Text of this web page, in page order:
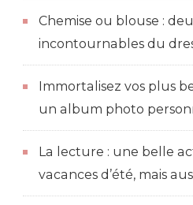
Chemise ou blouse :
incontournables du
Immortalisez vos plus
un album photo
La lecture : une belle
vacances d’été, mais